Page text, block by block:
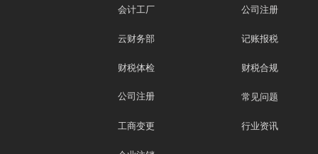
会计工厂
云财务部
财税体检
公司注册
工商变更
公司注册
记账报税
财税合规
常见问题
行业资讯